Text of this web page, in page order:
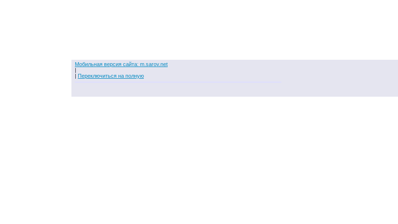
Мобильная версия сайта: m.sarov.net
|
| Переключиться на полную